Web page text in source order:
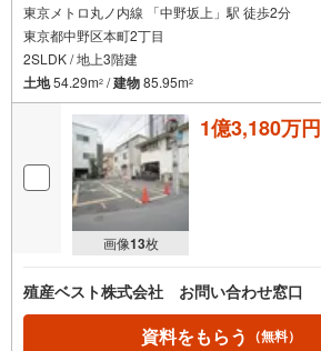
東京メトロ丸ノ内線 「中野坂上」駅 徒歩2分
東京都中野区本町2丁目
2SLDK / 地上3階建
土地54.29m2 /建物85.95m2
画像13枚
1億3,180万円
殖産ベスト株式会社 お問い合わせ窓口
資料をもらう （無料）